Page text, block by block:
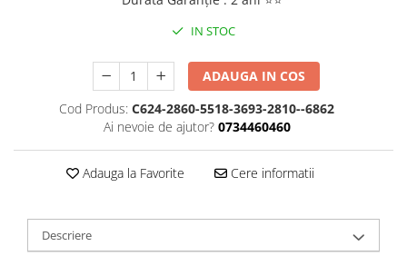
Acceleratoare & comenzi
Display-uri / ecrane
Lumini / iluminare
Senzori Hall
BMS
IN STOC
ADAUGA IN COS
Cod Produs: C624-2860-5518-3693-2810--6862
Ai nevoie de ajutor? 0734460460
Adauga la Favorite Cere informatii
Descriere